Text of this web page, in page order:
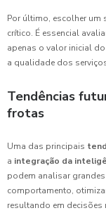
Por último, escolher um
crítico. É essencial
apenas o valor inicial
a qualidade dos
Tendências
frotas
Uma das principais
a integração da
podem analisar
comportamento,
resultando em